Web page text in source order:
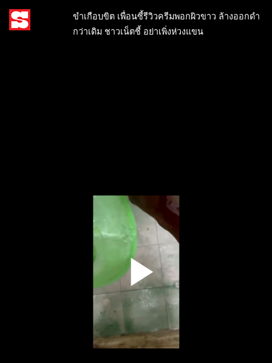
Play
Video
ขำเกือบขิต เพื่อนซี้รีวิวครีมพอกผิวขาว ล้างออกดำ
กว่าเดิม ชาวเน็ตชี้ อย่าเพิ่งห่วงแขน